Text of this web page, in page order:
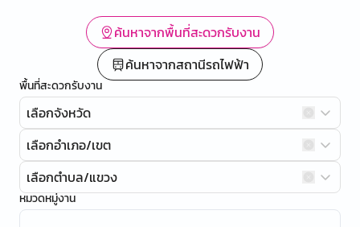
ค้นหาจากพื้นที่สะดวกรับงาน
ค้นหาจากสถานีรถไฟฟ้า
พื้นที่สะดวกรับงาน
เลือกจังหวัด
เลือกอำเภอ/เขต
เลือกตำบล/แขวง
หมวดหมู่งาน